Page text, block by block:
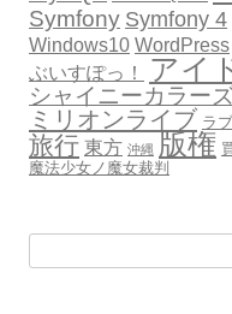
Symfony Symfony 4
Windows10 WordPress
ぶいすぽっ！ アイ
シャイニーカラー
ミリオンライブ ラ
旅行 東方 沖縄 版権
魔法少女ノ魔女裁判